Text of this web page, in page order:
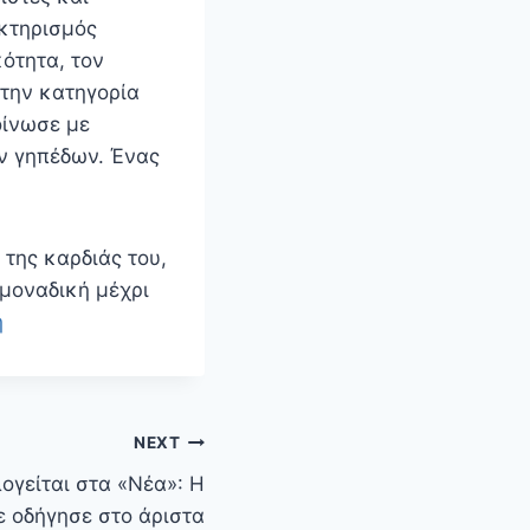
τον
κατηγορία
με
γηπέδων. Ένας
καρδιάς του,
μέχρι
NEXT
στα «Νέα»: Η
οδήγησε στο άριστα